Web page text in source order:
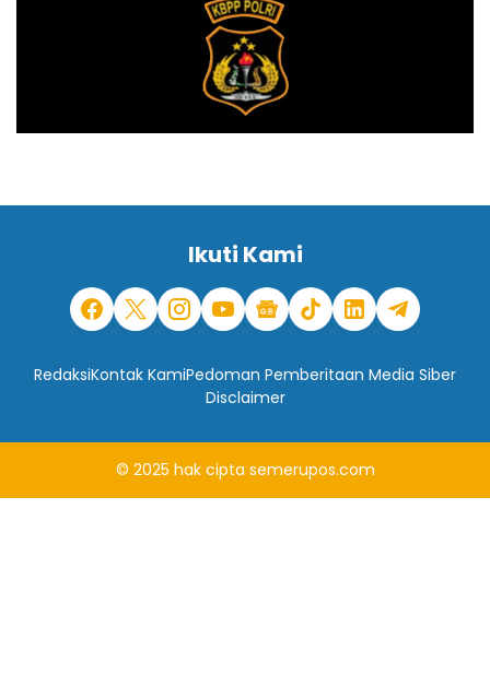
Ikuti Kami
RedaksiKontak KamiPedoman Pemberitaan Media Siber
Disclaimer
© 2025 hak cipta semerupos.com